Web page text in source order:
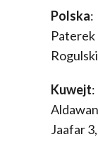
Polska:
Kuwejt
Jaafar